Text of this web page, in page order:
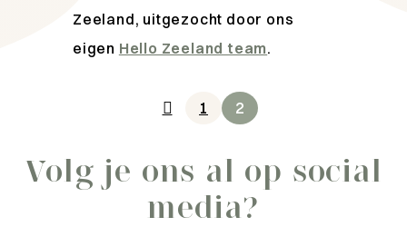
Zeeland, uitgezocht door ons
eigen Hello Zeeland team.
in Domburg
Zeeuws-Vlaanderen
1 2
Volg je ons al op social
media?